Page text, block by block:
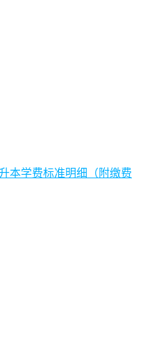
本学费标准明细（附缴费